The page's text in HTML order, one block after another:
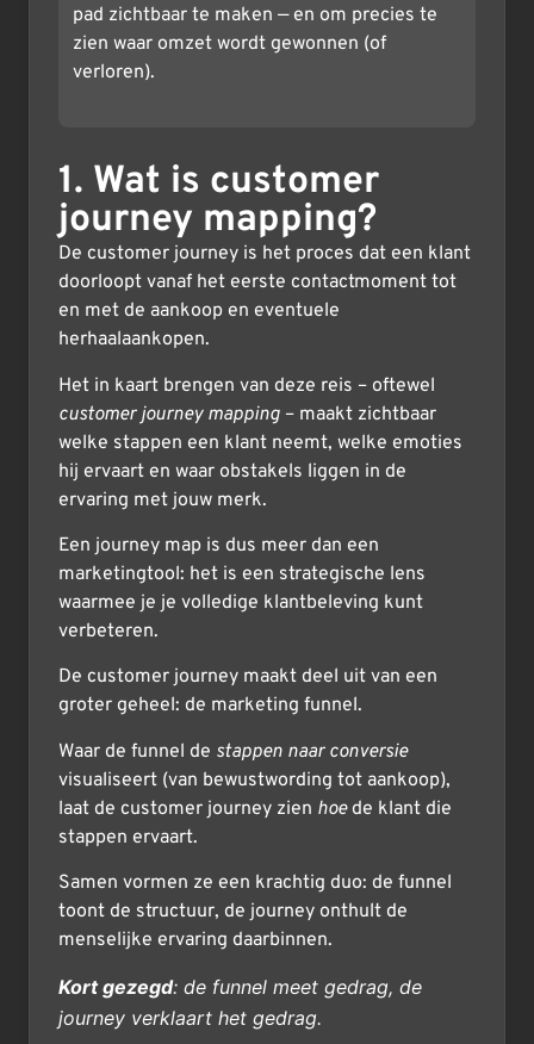
pad zichtbaar te maken — en om precies te
zien waar omzet wordt gewonnen (of
verloren).
1. Wat is customer
journey mapping?
De customer journey is het proces dat een klant
doorloopt vanaf het eerste contactmoment tot
en met de aankoop en eventuele
herhaalaankopen.
Het in kaart brengen van deze reis – oftewel
customer journey mapping – maakt zichtbaar
welke stappen een klant neemt, welke emoties
hij ervaart en waar obstakels liggen in de
ervaring met jouw merk.
Een journey map is dus meer dan een
marketingtool: het is een strategische lens
waarmee je je volledige klantbeleving kunt
verbeteren.
De customer journey maakt deel uit van een
groter geheel: de marketing funnel.
Waar de funnel de stappen naar conversie
visualiseert (van bewustwording tot aankoop),
laat de customer journey zien hoede klant die
stappen ervaart.
Samen vormen ze een krachtig duo: de funnel
toont de structuur, de journey onthult de
menselijke ervaring daarbinnen.
Kort gezegd: de funnel meet gedrag, de
journey verklaart het gedrag.